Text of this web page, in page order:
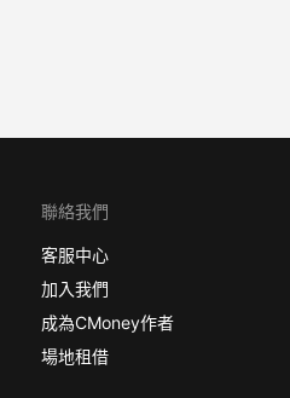
聯絡我們
客服中心
加入我們
成為CMoney作者
場地租借